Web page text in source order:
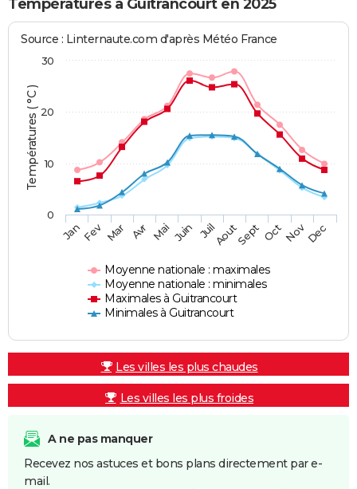
Températures à Guitrancourt en 2025
Températures ( °C )
Source : Linternaute.com d'après Météo France
Moyenne nationale : maximales
Moyenne nationale : minimales
Maximales à Guitrancourt
Minimales à Guitrancourt
JanFev Mar Avr Mai Juin JuilAoutSept OctNovDec
0
10
20
30
Les villes les plus chaudes
Les villes les plus froides
A ne pas manquer
Recevez nos astuces et bons plans directement par e-
mail.